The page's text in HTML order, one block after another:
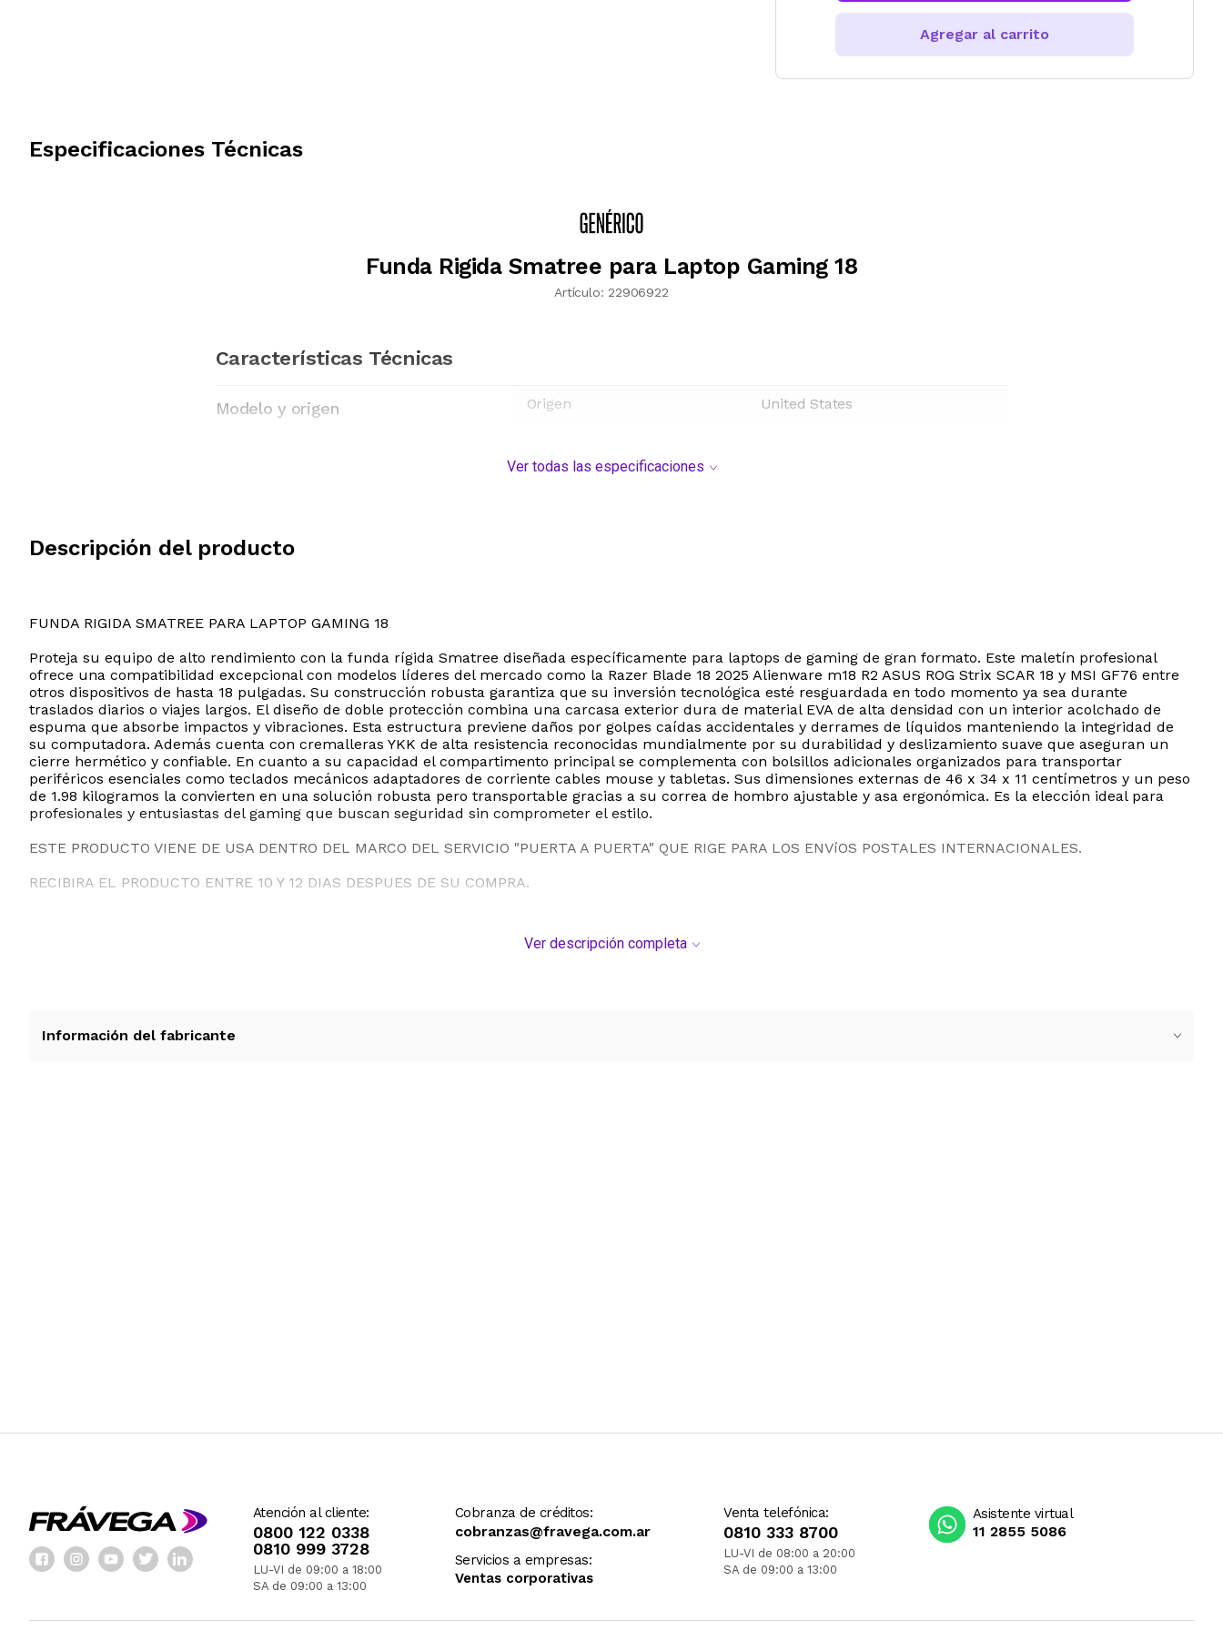
Agregar al carrito
Especificaciones Técnicas
Funda Rigida Smatree para Laptop Gaming 18
Artículo: 22906922
Características Técnicas
Modelo y origen Origen United States
Ver todas las especificaciones
Descripción del producto
FUNDA RIGIDA SMATREE PARA LAPTOP GAMING 18
Proteja su equipo de alto rendimiento con la funda rígida Smatree diseñada específicamente para laptops de gaming de gran formato. Este maletín profesional
ofrece una compatibilidad excepcional con modelos líderes del mercado como la Razer Blade 18 2025 Alienware m18 R2 ASUS ROG Strix SCAR 18 y MSI GF76 entre
otros dispositivos de hasta 18 pulgadas. Su construcción robusta garantiza que su inversión tecnológica esté resguardada en todo momento ya sea durante
traslados diarios o viajes largos. El diseño de doble protección combina una carcasa exterior dura de material EVA de alta densidad con un interior acolchado de
espuma que absorbe impactos y vibraciones. Esta estructura previene daños por golpes caídas accidentales y derrames de líquidos manteniendo la integridad de
su computadora. Además cuenta con cremalleras YKK de alta resistencia reconocidas mundialmente por su durabilidad y deslizamiento suave que aseguran un
cierre hermético y confiable. En cuanto a su capacidad el compartimento principal se complementa con bolsillos adicionales organizados para transportar
periféricos esenciales como teclados mecánicos adaptadores de corriente cables mouse y tabletas. Sus dimensiones externas de 46 x 34 x 11 centímetros y un peso
de 1.98 kilogramos la convierten en una solución robusta pero transportable gracias a su correa de hombro ajustable y asa ergonómica. Es la elección ideal para
profesionales y entusiastas del gaming que buscan seguridad sin comprometer el estilo.
ESTE PRODUCTO VIENE DE USA DENTRO DEL MARCO DEL SERVICIO "PUERTA A PUERTA" QUE RIGE PARA LOS ENVíOS POSTALES INTERNACIONALES.
RECIBIRA EL PRODUCTO ENTRE 10 Y 12 DIAS DESPUES DE SU COMPRA.
Ver descripción completa
Información del fabricante
Atención al cliente:
0800 122 0338
0810 999 3728
LU-VI de 09:00 a 18:00
SA de 09:00 a 13:00
Cobranza de créditos:
cobranzas@fravega.com.ar
Servicios a empresas:
Ventas corporativas
Venta telefónica:
0810 333 8700
LU-VI de 08:00 a 20:00
SA de 09:00 a 13:00
Asistente virtual
11 2855 5086